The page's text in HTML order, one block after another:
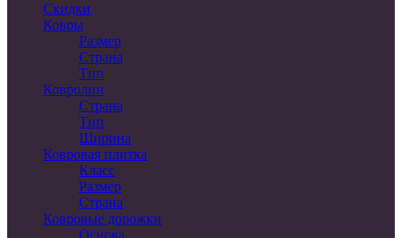
Скидки
Ковры
Размер
Страна
Тип
Ковролин
Страна
Тип
Ширина
Ковровая плитка
Класс
Размер
Страна
Ковровые дорожки
Основа